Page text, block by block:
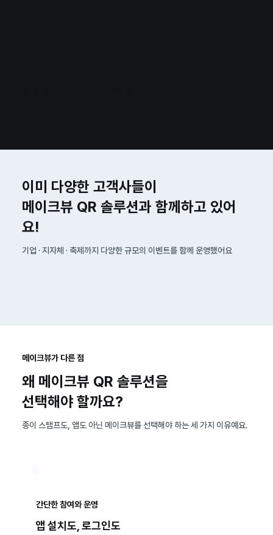
이미 다양한 고객사들이
메이크뷰 QR 솔루션과 함께하고 있어
요!
기업 · 지자체 · 축제까지 다양한 규모의 이벤트를 함께 운영했어요
메이크뷰가 다른 점
왜 메이크뷰 QR 솔루션을
선택해야 할까요?
종이 스탬프도, 앱도 아닌 메이크뷰를 선택해야 하는 세 가지 이유예요.
간단한 참여와 운영
앱 설치도, 로그인도